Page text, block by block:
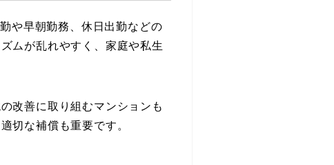
や早朝勤務、休日出勤などの
ムが乱れやすく、家庭や私生
改善に取り組むマンションも
切な補償も重要です。